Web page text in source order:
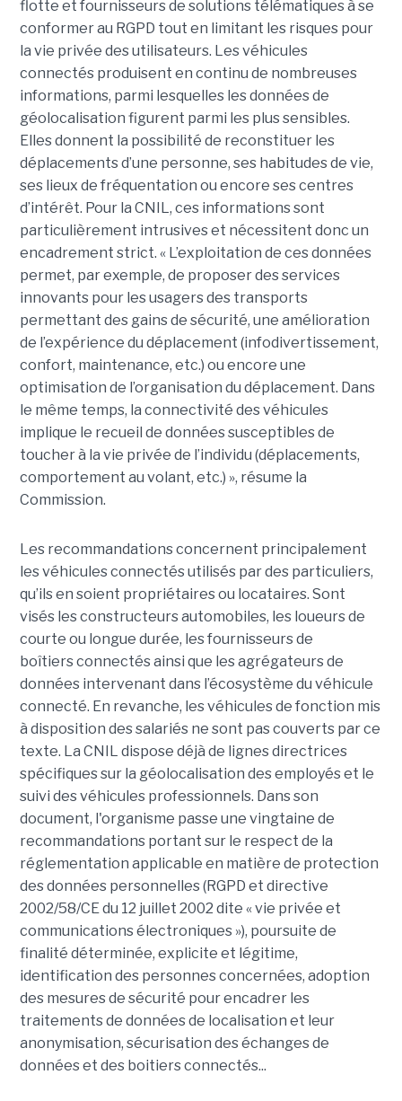
flotte et fournisseurs de solutions télématiques à se
conformer au RGPD tout en limitant les risques pour
la vie privée des utilisateurs. Les véhicules
connectés produisent en continu de nombreuses
informations, parmi lesquelles les données de
géolocalisation figurent parmi les plus sensibles.
Elles donnent la possibilité de reconstituer les
déplacements d’une personne, ses habitudes de vie,
ses lieux de fréquentation ou encore ses centres
d’intérêt. Pour la CNIL, ces informations sont
particulièrement intrusives et nécessitent donc un
encadrement strict. « L’exploitation de ces données
permet, par exemple, de proposer des services
innovants pour les usagers des transports
permettant des gains de sécurité, une amélioration
de l’expérience du déplacement (infodivertissement,
confort, maintenance, etc.) ou encore une
optimisation de l’organisation du déplacement. Dans
le même temps, la connectivité des véhicules
implique le recueil de données susceptibles de
toucher à la vie privée de l’individu (déplacements,
comportement au volant, etc.) », résume la
Commission.
Les recommandations concernent principalement
les véhicules connectés utilisés par des particuliers,
qu’ils en soient propriétaires ou locataires. Sont
visés les constructeurs automobiles, les loueurs de
courte ou longue durée, les fournisseurs de
boîtiers connectés ainsi que les agrégateurs de
données intervenant dans l’écosystème du véhicule
connecté. En revanche, les véhicules de fonction mis
à disposition des salariés ne sont pas couverts par ce
texte. La CNIL dispose déjà de lignes directrices
spécifiques sur la géolocalisation des employés et le
suivi des véhicules professionnels. Dans son
document, l'organisme passe une vingtaine de
recommandations portant sur le respect de la
réglementation applicable en matière de protection
des données personnelles (RGPD et directive
2002/58/CE du 12 juillet 2002 dite « vie privée et
communications électroniques »), poursuite de
finalité déterminée, explicite et légitime,
identification des personnes concernées, adoption
des mesures de sécurité pour encadrer les
traitements de données de localisation et leur
anonymisation, sécurisation des échanges de
données et des boitiers connectés...